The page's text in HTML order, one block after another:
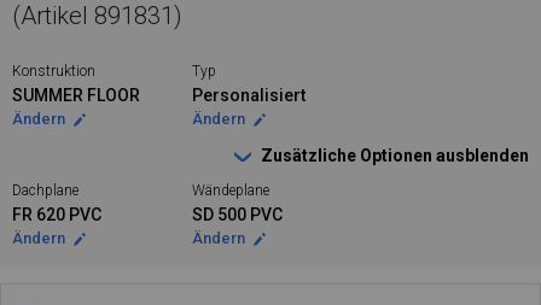
(Artikel 891831)
Konstruktion
SUMMER FLOOR
Ändern
Typ
Personalisiert
Ändern
Zusätzliche Optionen ausblenden
Dachplane
FR 620 PVC
Ändern
Wändeplane
SD 500 PVC
Ändern